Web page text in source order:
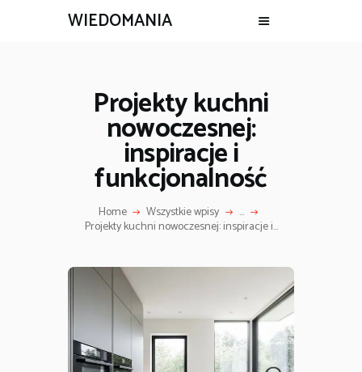
WIEDOMANIA
Projekty kuchni
nowoczesnej:
inspiracje i
funkcjonalność
Home Wszystkie wpisy ...
Projekty kuchni nowoczesnej: inspiracje i...